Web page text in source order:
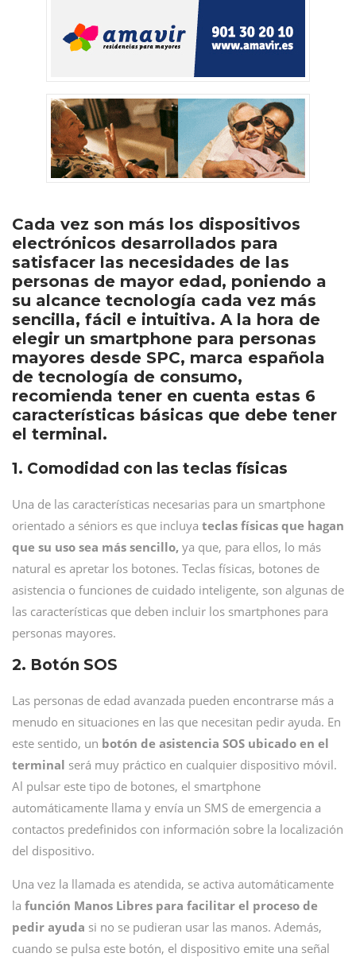
Cada vez son más los dispositivos
electrónicos desarrollados para
satisfacer las necesidades de las
personas de mayor edad, poniendo a
su alcance tecnología cada vez más
sencilla, fácil e intuitiva. A la hora de
elegir un smartphone para personas
mayores desde SPC, marca española
de tecnología de consumo,
recomienda tener en cuenta estas 6
características básicas que debe tener
el terminal.
1. Comodidad con las teclas físicas
Una de las características necesarias para un smartphone
orientado a séniors es que incluya teclas físicas que hagan
que su uso sea más sencillo, ya que, para ellos, lo más
natural es apretar los botones. Teclas físicas, botones de
asistencia o funciones de cuidado inteligente, son algunas de
las características que deben incluir los smartphones para
personas mayores.
2. Botón SOS
Las personas de edad avanzada pueden encontrarse más a
menudo en situaciones en las que necesitan pedir ayuda. En
este sentido, un botón de asistencia SOS ubicado en el
terminal será muy práctico en cualquier dispositivo móvil.
Al pulsar este tipo de botones, el smartphone
automáticamente llama y envía un SMS de emergencia a
contactos predefinidos con información sobre la localización
del dispositivo.
Una vez la llamada es atendida, se activa automáticamente
la función Manos Libres para facilitar el proceso de
pedir ayuda si no se pudieran usar las manos. Además,
cuando se pulsa este botón, el dispositivo emite una señal